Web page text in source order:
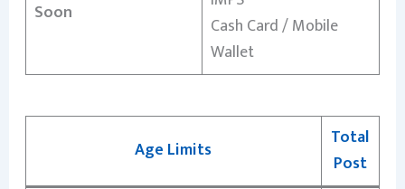
Soon
Cash Card / Mobile
Wallet
Age Limits
Total
Post